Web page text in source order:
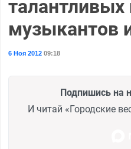
талантливых
музыкантов
6 Ноя 201209:18
Подпишись на
И читай «Городские